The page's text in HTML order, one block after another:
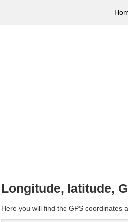
Longitude, latitude,
Here you will find the GPS coordinates